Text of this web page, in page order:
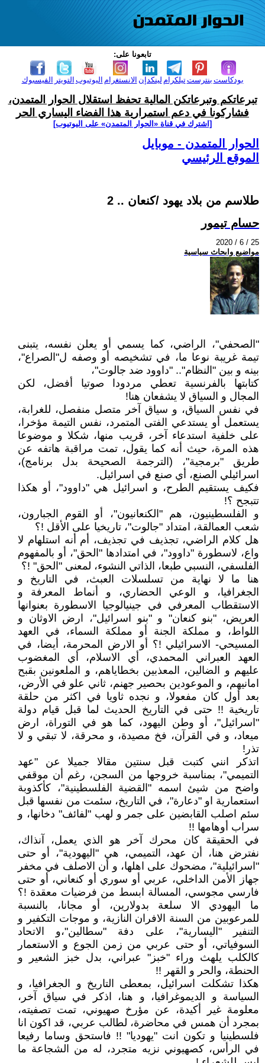
تابعونا على:
الفيسبوك التويتر اليوتيوب الانستغرام لينكدإن تيلكرامبنترست بودكاست
تبرعاتكم وتبرعاتكن المالية تحفظ استقلال الحوار المتمدن،
فشاركونا في دعم استمرارية هذا الفضاء اليساري الحر
[اشترك في قناة ‫«الحوار المتمدن» على اليوتيوب]
الحوار المتمدن - موبايل
الموقع الرئيسي
طلاسم من بلاد يهود /كنعان .. 2
حسام تيمور
2020 / 6 / 25
مواضيع وابحاث سياسية
"الصحفي"، الراضي، كما يسمي أو يعلن نفسه، يتبنى
تيمة غريبة نوعا ما، في تشخيصه أو وصفه ل"الصراع"،
بينه و بين "النظام".. "داوود ضد جالوت"،
كتابتها بالفرنسية تعطي مردودا صوتيا أفضل، لكن
المجال و السياق لا يشفعان هنا!
في نفس السياق، و سياق آخر متصل منفصل، للغرابة،
يستعمل أو يستدعي الفتى المتمرد، نفس التيمة مؤخرا،
على خلفية استدعاء آخر، قريب منها، شكلا و موضوعا
هذه المرة، حيث أنه كما يقول، تمت مراقبة هاتفه عن
طريق "برمجية"، (الترجمة الصحيحة بدل برنامج)،
اسرائيلي الصنع، أي صنع في اسرائيل.
فكيف يستقيم الطرح، و اسرائيل هي "داوود"، أو هكذا
تتبجح ؟!
و الفلسطينيون، هم "الكنعانيون"، أو القوم الجبارون،
شعب العمالقة، امتداد "جالوت"، تاريخيا على الأقل !؟
هل كلام الراضي، تجذيف في تجذيف، أم أنه استلهام لا
واع، لاسطورة "داوود"، في امتدادها "الحق"، أو بالمفهوم
الفلسفي، النسبي طبعا، الذاتي النشوء، لمعنى "الحق" !؟
هنا ما لا نهاية من تسلسلات العبث، في التاريخ و
الجغرافيا، و الوعي الحضاري، و أنماط المعرفة و
الاستقطاب المعرفي في جينيالوجيا الاسطورة بعنوانها
العريض، "بنو كنعان" و "بنو اسرائيل"، ارض الاوثان و
اللواط، و مملكة الجنة أو مملكة السماء، في العهد
المسيحي- الاسرائيلي !؟ أو الارض المحرمة، أيضا، في
العهد العبراني المحمدي، أي الاسلام، أي المغضوب
عليهم و الضالين، المعذبين بخطاياهم، و الملعونين بقبح
امانيهم، و الموعودين بحصير جهنم، ثاني علو في الأرض،
بعد أول كان مفعولا، و نجده ثاويا في اكثر من حلقة
تاريخية !! حتى في التاريخ الحديث لما قبل قيام دولة
"اسرائيل"، أو وطن اليهود، كما هو في التوراة، ارض
ميعاد، و في القرآن، فخ مصيدة، و محرقة، لا تبقي و لا
تذر!
اتذكر انني كتبت قبل سنتين مقالا جميلا عن "عهد
التميمي"، بمناسبة خروجها من السجن، رغم أن موقفي
واضح من شيئ اسمه "القضية الفلسطينية"، كأكذوبة
استعمارية او "دعارة"، في التاريخ، سئمت من نفسها قبل
سئم اصلب القابضين على جمر و لهب "لفائف" دخانها، و
سراب أوهامها !!
في الحقيقة كان محرك آخر هو الذي يعمل، آنذاك،
نفترض هنا، أن عهد، التميمي، هي "اليهودية"، أو حتى
"اسرائيلية"، مضحوك على اهلها، و أن الاصلف في مخفر
جهاز الأمن الداخلي، عربي أو سوري أو كنعاني، أو حتى
فارسي مجوسي، المسالة ابسط من فرضيات معقدة !؟
ما اليهودي الا سلعة بدولارين، أو مجانا، بالنسبة
للمرعوبين من السنة الافران النازية، و موجات التكفير و
التنفير "اليسارية"، على دفة "سطالين"،و الاتحاد
السوفياتي، أو حتى عربي من زمن الجوع و الاستعمار
كالكلب يلهث وراء "خبز" عبراني، بدل خبز الشعير و
الحنطة، والحر و القهر !!
هكذا تشكلت اسرائيل، بمعطى التاريخ و الجغرافيا، و
السياسة و الديموغرافيا، و هنا، اذكر في سياق آخر،
معلومة غير أكيدة، عن مؤرخ صهيوني، تمت تصفيته،
بمجرد أن همس في محاضرة، لطالب عربي، قد اكون انا
فلسطينيا و تكون انت "يهوديا" !! فاستحق وساما رفيعا
في الرأس، كصهيوني نزيه متجرد، له من الشجاعة ما